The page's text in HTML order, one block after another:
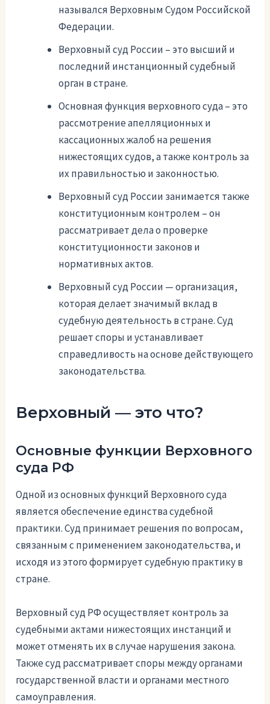
назывался Верховным Судом Российской
Федерации.
Верховный суд России – это высший и
последний инстанционный судебный
орган в стране.
Основная функция верховного суда – это
рассмотрение апелляционных и
кассационных жалоб на решения
нижестоящих судов, а также контроль за
их правильностью и законностью.
Верховный суд России занимается также
конституционным контролем – он
рассматривает дела о проверке
конституционности законов и
нормативных актов.
Верховный суд России — организация,
которая делает значимый вклад в
судебную деятельность в стране. Суд
решает споры и устанавливает
справедливость на основе действующего
законодательства.
Верховный — это что?
Основные функции Верховного
суда РФ
Одной из основных функций Верховного суда
является обеспечение единства судебной
практики. Суд принимает решения по вопросам,
связанным с применением законодательства, и
исходя из этого формирует судебную практику в
стране.
Верховный суд РФ осуществляет контроль за
судебными актами нижестоящих инстанций и
может отменять их в случае нарушения закона.
Также суд рассматривает споры между органами
государственной власти и органами местного
самоуправления.